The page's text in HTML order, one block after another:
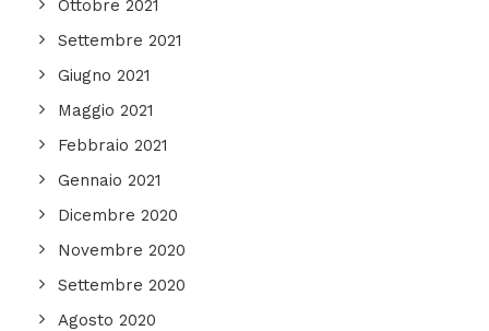
Ottobre 2021
Settembre 2021
Giugno 2021
Maggio 2021
Febbraio 2021
Gennaio 2021
Dicembre 2020
Novembre 2020
Settembre 2020
Agosto 2020